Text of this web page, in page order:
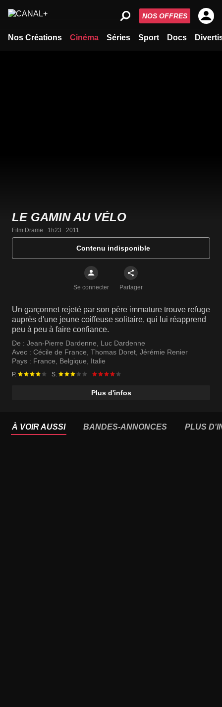
Nos Créations Cinéma Séries Sport Docs
NOS OFFRES
LE GAMIN AU VÉLO
Film Drame   1h23   2011
Contenu indisponible
Se connecter Partager
Un garçonnet rejeté par son père immature trouve refuge
auprès d'une jeune coiffeuse solitaire, qui lui réapprend
peu à peu à faire confiance.
De : Jean-Pierre Dardenne
Luc Dardenne
Avec : Cécile de France Thomas Doret Jérémie Renier
Pays : France Belgique Italie
P. S.
Plus d'infos
À VOIR AUSSI BANDES-ANNONCES PLUS